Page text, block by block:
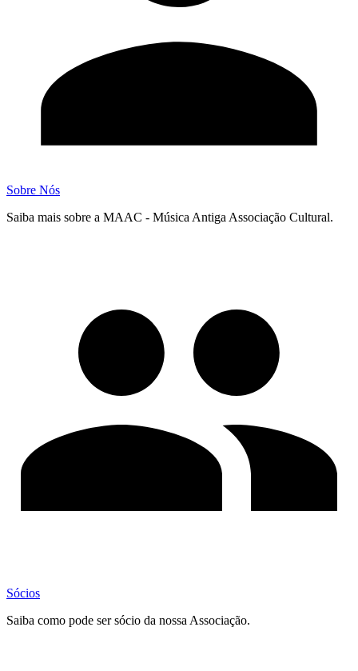
Sobre Nós
Saiba mais sobre a MAAC - Música Antiga Associação Cultural.
Sócios
Saiba como pode ser sócio da nossa Associação.